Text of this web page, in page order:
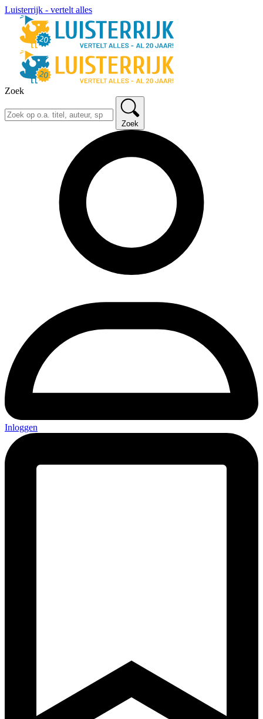
Luisterrijk - vertelt alles
Zoek
Zoek
Inloggen